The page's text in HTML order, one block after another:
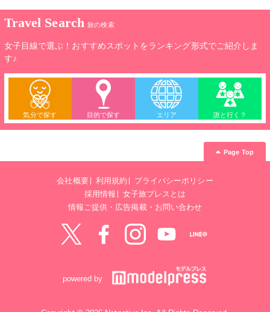
Travel Search 旅の検索
女子目線で選ぶ！おすすめスポットをランキング形式でご紹介しま
す♪
気分で探す 目的で探す エリア 誰と行く？
Page Top
会社概要 利用規約
プライバシーポリシー
採用情報
女子旅プレスとは
情報ご提供・広告掲載・お問い合わせ
powered by